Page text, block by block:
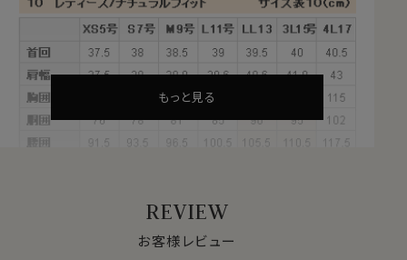
プがピリッとアクセント。
スタイリッシュでメリハリのあるスッキリとした印象に。
特に春や夏の季節には涼しげな印象にもなります。
通常のボタン留プラス、カフスボタンも使えるコンバーチ
を楽しむことが出来ます。
もっと見る
REVIEW
お客様レビュー